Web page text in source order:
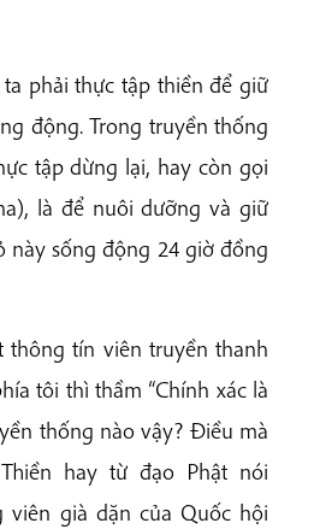
phải thực tập thiền để giữ
động. Trong truyền thống
tập dừng lại, hay còn gọi
là để nuôi dưỡng và giữ
này sống động 24 giờ đồng
thông tín viên truyền thanh
tôi thì thầm “Chính xác là
thống nào vậy? Điều mà
hay từ đạo Phật nói
viên già dặn của Quốc hội